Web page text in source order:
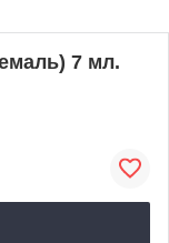
7 мл.